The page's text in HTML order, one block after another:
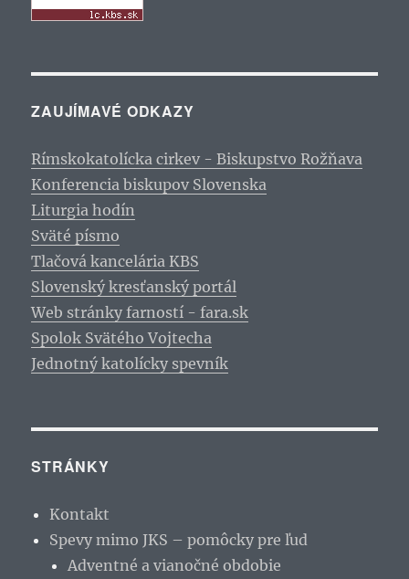
ZAUJÍMAVÉ ODKAZY
Rímskokatolícka cirkev - Biskupstvo Rožňava
Konferencia biskupov Slovenska
Liturgia hodín
Sväté písmo
Tlačová kancelária KBS
Slovenský kresťanský portál
Web stránky farností - fara.sk
Spolok Svätého Vojtecha
Jednotný katolícky spevník
STRÁNKY
Kontakt
Spevy mimo JKS – pomôcky pre ľud
Adventné a vianočné obdobie